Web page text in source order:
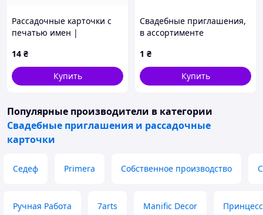
Рассадочные карточки с
печатью имен |
14 ₴
Купить
Свадебные приглашения,
в ассортименте
1 ₴
Купить
Популярные производители в категории
Свадебные приглашения и рассадочные
карточки
Седеф Primera Собственное производство
Ручная Работа 7arts Manific Decor